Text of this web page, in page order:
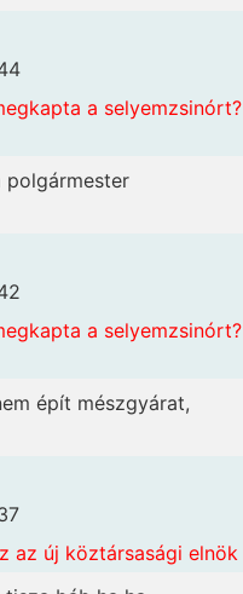
a selyemzsinórt?
polgármester
a selyemzsinórt?
épít mészgyárat,
az új köztársasági elnök